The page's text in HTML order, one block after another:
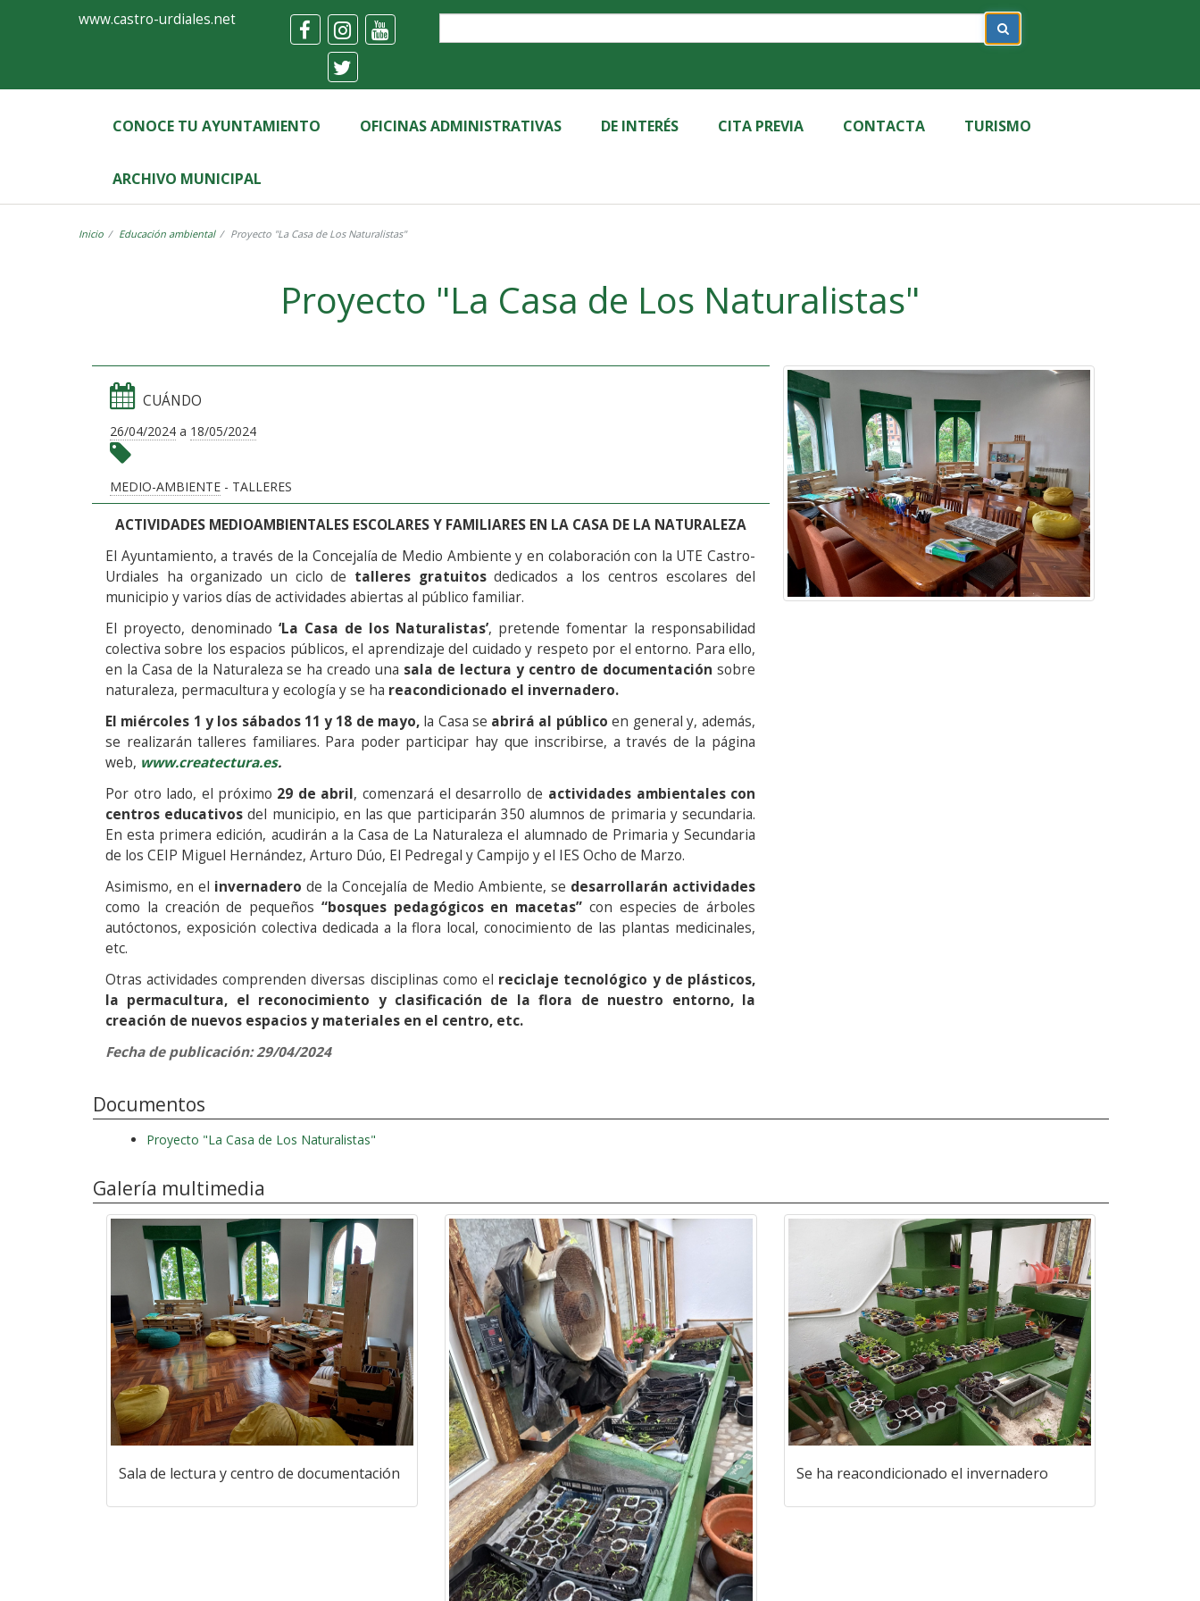
FormularioAyuntamiento
Castro-
Urdiales
www.castro-urdiales.net
CONOCE TU AYUNTAMIENTO OFICINAS ADMINISTRATIVAS DE INTERÉS CITA PREVIA CONTACTA TURISMO
ARCHIVO MUNICIPAL
Inicio Educación ambiental Proyecto "La Casa de Los Naturalistas"
Proyecto "La Casa de Los Naturalistas"
CUÁNDO
26/04/2024 a 18/05/2024
MEDIO-AMBIENTE - TALLERES
ACTIVIDADES MEDIOAMBIENTALES ESCOLARES Y FAMILIARES EN LA CASA DE LA NATURALEZA
El Ayuntamiento, a través de la Concejalía de Medio Ambiente y en colaboración con la UTE Castro-
Urdiales ha organizado un ciclo de talleres gratuitos dedicados a los centros escolares del
municipio y varios días de actividades abiertas al público familiar.
El proyecto, denominado ‘La Casa de los Naturalistas’, pretende fomentar la responsabilidad
colectiva sobre los espacios públicos, el aprendizaje del cuidado y respeto por el entorno. Para ello,
en la Casa de la Naturaleza se ha creado una sala de lectura y centro de documentación sobre
naturaleza, permacultura y ecología y se ha reacondicionado el invernadero.
El miércoles 1 y los sábados 11 y 18 de mayo, la Casa se abrirá al público en general y, además,
se realizarán talleres familiares. Para poder participar hay que inscribirse, a través de la página
web, www.createctura.es.
Por otro lado, el próximo 29 de abril, comenzará el desarrollo de actividades ambientales con
centros educativos del municipio, en las que participarán 350 alumnos de primaria y secundaria.
En esta primera edición, acudirán a la Casa de La Naturaleza el alumnado de Primaria y Secundaria
de los CEIP Miguel Hernández, Arturo Dúo, El Pedregal y Campijo y el IES Ocho de Marzo.
Asimismo, en el invernadero de la Concejalía de Medio Ambiente, se desarrollarán actividades
como la creación de pequeños “bosques pedagógicos en macetas” con especies de árboles
autóctonos, exposición colectiva dedicada a la flora local, conocimiento de las plantas medicinales,
etc.
Otras actividades comprenden diversas disciplinas como el reciclaje tecnológico y de plásticos,
la permacultura, el reconocimiento y clasificación de la flora de nuestro entorno, la
creación de nuevos espacios y materiales en el centro, etc.
Fecha de publicación: 29/04/2024
Documentos
Proyecto "La Casa de Los Naturalistas"
Galería multimedia
Sala de lectura y centro de documentación Se ha reacondicionado el invernadero